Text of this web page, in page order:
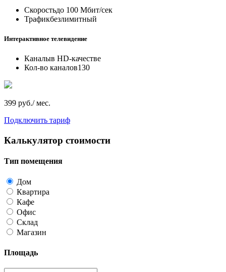
Скоростьдо 100 Мбит/сек
Трафикбезлимитный
Интерактивное телевидение
Каналыв HD-качестве
Кол-во каналов130
399 руб./ мес.
Подключить тариф
Калькулятор стоимости
Тип помещения
Дом
Квартира
Кафе
Офис
Склад
Магазин
Площадь